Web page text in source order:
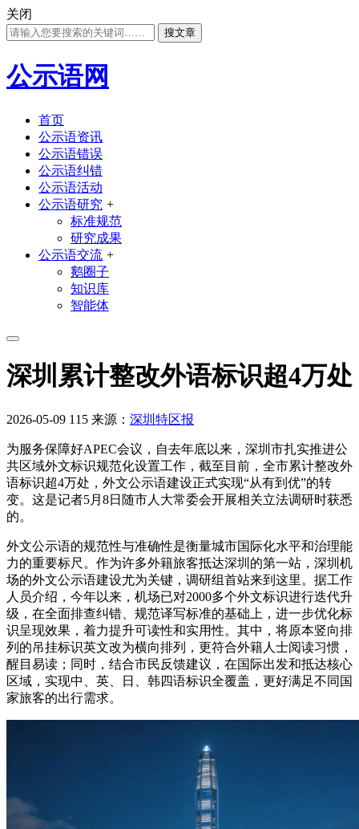
关闭
搜文章
公示语网
首页
公示语资讯
公示语错误
公示语纠错
公示语活动
公示语研究 +
标准规范
研究成果
公示语交流 +
鹅圈子
知识库
智能体
深圳累计整改外语标识超4万处
2026-05-09 115 来源： 深圳特区报
为服务保障好APEC会议，自去年底以来，深圳市扎实推进公
共区域外文标识规范化设置工作，截至目前，全市累计整改外
语标识超4万处，外文公示语建设正式实现“从有到优”的转
变。这是记者5月8日随市人大常委会开展相关立法调研时获悉
的。
外文公示语的规范性与准确性是衡量城市国际化水平和治理能
力的重要标尺。作为许多外籍旅客抵达深圳的第一站，深圳机
场的外文公示语建设尤为关键，调研组首站来到这里。据工作
人员介绍，今年以来，机场已对2000多个外文标识进行迭代升
级，在全面排查纠错、规范译写标准的基础上，进一步优化标
识呈现效果，着力提升可读性和实用性。其中，将原本竖向排
列的吊挂标识英文改为横向排列，更符合外籍人士阅读习惯，
醒目易读；同时，结合市民反馈建议，在国际出发和抵达核心
区域，实现中、英、日、韩四语标识全覆盖，更好满足不同国
家旅客的出行需求。